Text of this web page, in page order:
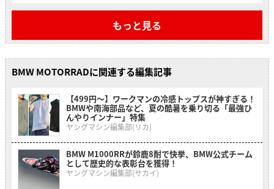
もっと見る
BMW MOTORRADに関連する編集記事
【499円〜】ワークマンの冷感トップスが神すぎる！
BMWや南海部品など、夏の酷暑を乗り切る「最強ひ
んやりインナー」特集
ヤングマシン編集部(リカ)
BMW M1000RRが鈴鹿8耐で快挙、BMW公式チーム
として歴史的な表彰台を獲得！
ヤングマシン編集部(サカイ)